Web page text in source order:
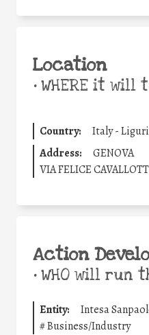
Location
•WHERE it will
Country:
Italy -
Address:
GENOVA
VIA FELICE
Action
•WHO will run
Entity:
Intesa
#Business/Industry